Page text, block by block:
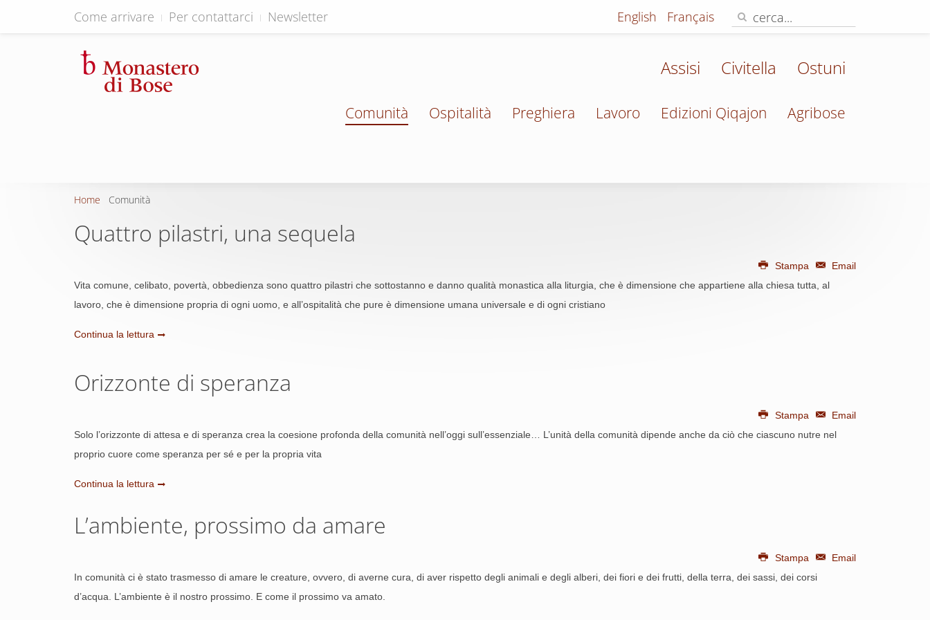
Come arrivare Per contattarci Newsletter English Français
Assisi Civitella Ostuni
Comunità Ospitalità Preghiera Lavoro Edizioni Qiqajon Agribose
Home Comunità
Quattro pilastri, una sequela
Stampa
Email
Vita comune, celibato, povertà, obbedienza sono quattro pilastri che sottostanno e danno qualità monastica alla liturgia, che è dimensione che appartiene alla chiesa tutta, al
lavoro, che è dimensione propria di ogni uomo, e all’ospitalità che pure è dimensione umana universale e di ogni cristiano
Continua la lettura
Orizzonte di speranza
Stampa
Email
Solo l’orizzonte di attesa e di speranza crea la coesione profonda della comunità nell’oggi sull’essenziale… L’unità della comunità dipende anche da ciò che ciascuno nutre nel
proprio cuore come speranza per sé e per la propria vita
Continua la lettura
L’ambiente, prossimo da amare
Stampa
Email
In comunità ci è stato trasmesso di amare le creature, ovvero, di averne cura, di aver rispetto degli animali e degli alberi, dei fiori e dei frutti, della terra, dei sassi, dei corsi
d’acqua. L’ambiente è il nostro prossimo. E come il prossimo va amato.